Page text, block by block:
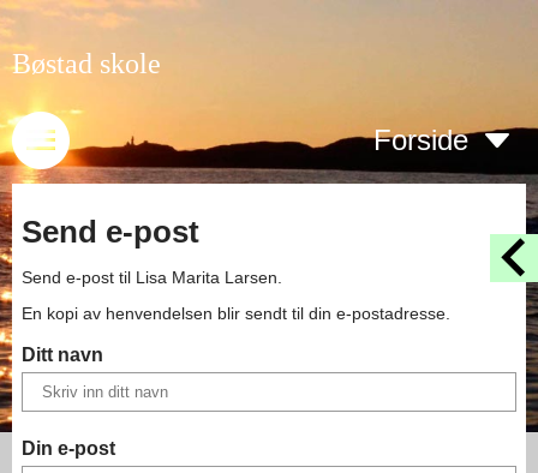
Bøstad skole
Forside
Send e-post
Send e-post til Lisa Marita Larsen.
En kopi av henvendelsen blir sendt til din e-postadresse.
Ditt navn
Din e-post